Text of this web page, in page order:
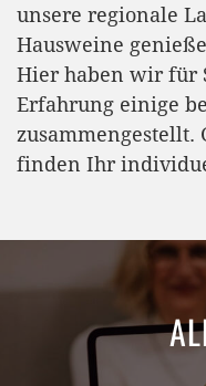
unsere regionale
Hausweine
Hier haben wir für
Erfahrung einige
zusammengestellt.
finden Ihr